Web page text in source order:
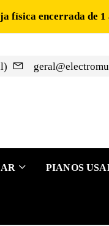
física encerrada de 1
PIANOS